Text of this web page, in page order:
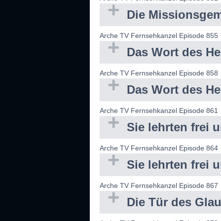
Die
Arche TV Fernsehkanzel Episode 855
Das Wort des
Arche TV Fernsehkanzel Episode 858
Das Wort des
Arche TV Fernsehkanzel Episode 861
Sie lehrten frei
Arche TV Fernsehkanzel Episode 864
Sie lehrten frei
Arche TV Fernsehkanzel Episode 867
Die Tür des